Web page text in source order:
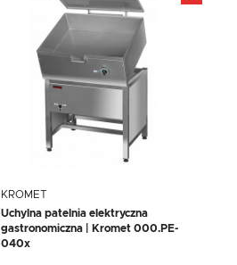
KROMET
Uchylna patelnia elektryczna
gastronomiczna | Kromet 000.PE-
040x